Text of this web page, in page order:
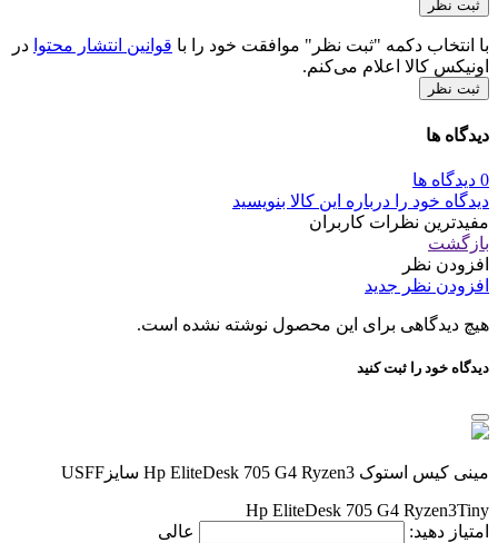
با انتخاب دکمه "ثبت نظر" موافقت خود را با قوانین انتشار محتوا در
اونیکس کالا اعلام می‌کنم.
ثبت نظر
دیدگاه ها
0 دیدگاه ها
دیدگاه خود را درباره این کالا بنویسید
مفیدترین نظرات کاربران
بازگشت
افزودن نظر
افزودن نظر جدید
هیچ دیدگاهی برای این محصول نوشته نشده است.
دیدگاه خود را ثبت کنید
مینی کیس استوک Hp EliteDesk 705 G4 Ryzen3 سایزUSFF
Hp EliteDesk 705 G4 Ryzen3Tiny
امتیاز دهید:
عالی